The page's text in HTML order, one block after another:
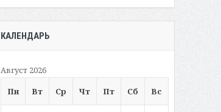
КАЛЕНДАРЬ
Август 2026
Пн
Вт Ср Чт Пт Сб Вс